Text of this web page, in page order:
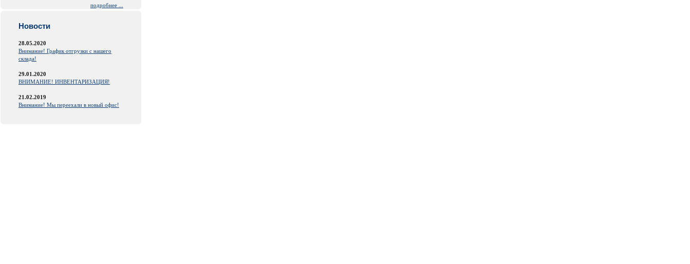
подробнее ...
Новости
28.05.2020
Внимание! График отгрузки с нашего
склада!
29.01.2020
ВНИМАНИЕ! ИНВЕНТАРИЗАЦИЯ!
21.02.2019
Внимание! Мы переехали в новый офис!